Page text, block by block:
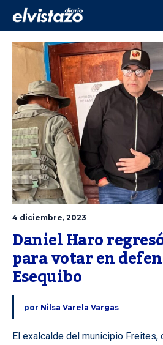
4 diciembre, 2023
Daniel Haro
para votar en
Esequibo
por Nilsa Varela Vargas
El exalcalde del municipio